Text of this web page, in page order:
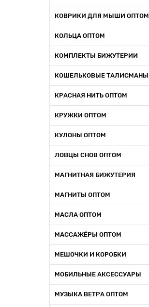
КОВРИКИ ДЛЯ МЫШИ ОПТОМ
КОЛЬЦА ОПТОМ
КОМПЛЕКТЫ БИЖУТЕРИИ
КОШЕЛЬКОВЫЕ ТАЛИСМАНЫ
КРАСНАЯ НИТЬ ОПТОМ
КРУЖКИ ОПТОМ
КУЛОНЫ ОПТОМ
ЛОВЦЫ СНОВ ОПТОМ
МАГНИТНАЯ БИЖУТЕРИЯ
МАГНИТЫ ОПТОМ
МАСЛА ОПТОМ
МАССАЖЁРЫ ОПТОМ
МЕШОЧКИ И КОРОБКИ
МОБИЛЬНЫЕ АКСЕССУАРЫ
МУЗЫКА ВЕТРА ОПТОМ